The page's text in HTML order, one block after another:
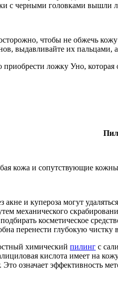
с черными головками вышли
чтобы не обжечь
выдавливайте их пальцами,
ложку Уно,
кожа и сопутствующие
акне и купероза могут
механического
косметическое
перенести глубокую
химический пилинг с
кислота имеет на
означает эффективность